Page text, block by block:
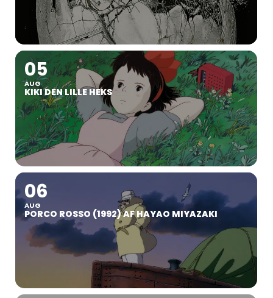
05
AUG
KIKI DEN LILLE HEKS
06
AUG
PORCO ROSSO (1992) AF HAYAO MIYAZAKI